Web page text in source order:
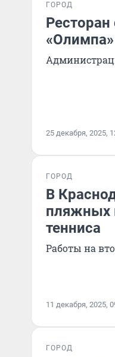
ГОРОД
Ресторан
«Олимпа»
25 декабря, 2025,
ГОРОД
В
пляжных
тенниса
Работы на
11 декабря, 2025,
ГОРОД